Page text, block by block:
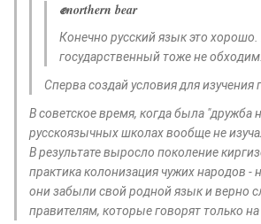
✊northern bear
Конечно русский язык это хорошо.
государственный тоже не обходим.
Сперва создай условия для изучения
В советское время, когда была "дружба
русскоязычных школах вообще не
В результате выросло поколение
практика колонизация чужих народов -
они забыли свой родной язык и верно
правителям, которые говорят только